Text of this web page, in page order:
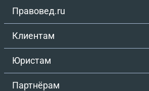
Правовед.ru
Клиентам
Юристам
Партнёрам